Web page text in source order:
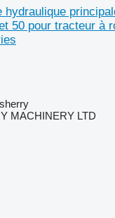
hydraulique
50 pour tracteur à
MACHINERY LTD